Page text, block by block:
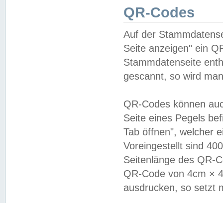
QR-Codes
Auf der
Seite anzeigen" ein
Stammdatenseite
gescannt, so wird
QR-Codes können
Seite eines Pegels
Tab öffnen", welcher
Voreingestellt sind
Seitenlänge des QR-
QR-Code von 4cm ×
ausdrucken, so setzt